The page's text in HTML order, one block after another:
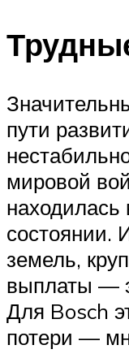
пути
мировой
находилась
состоянии.
земель,
выплаты —
Для Bosch
потери —